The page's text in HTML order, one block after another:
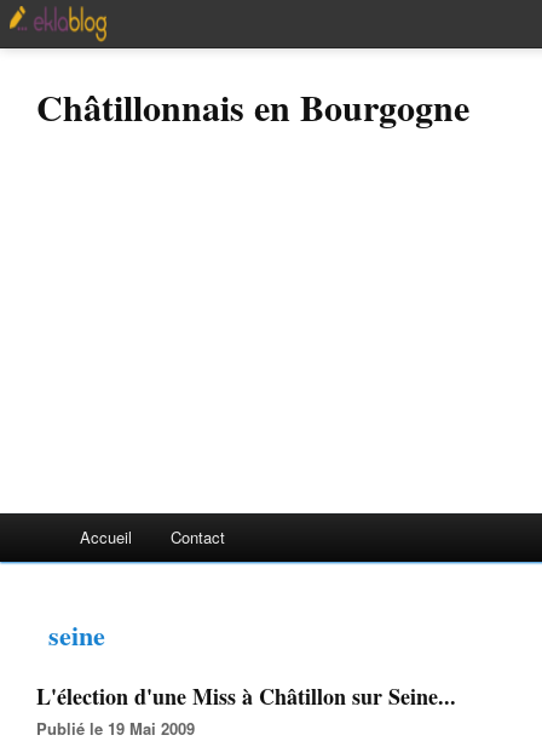
Châtillonnais en Bourgogne
Accueil Contact
seine
L'élection d'une Miss à Châtillon sur Seine...
Publié le 19 Mai 2009